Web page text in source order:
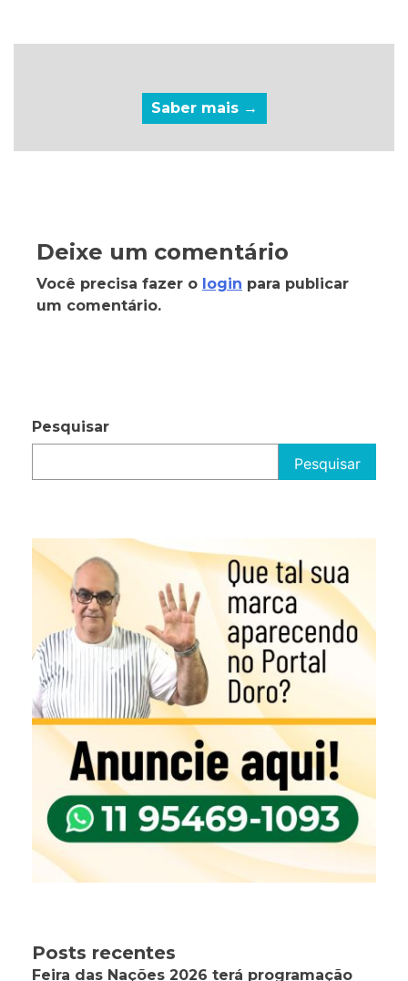
Saber mais →
Deixe um comentário
Você precisa fazer o login para publicar
um comentário.
Pesquisar
Pesquisar
Posts recentes
Feira das Nações 2026 terá programação